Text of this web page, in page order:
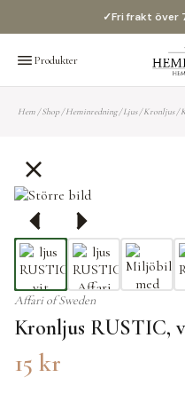
Produkter
Hem /Shop/Heminredning/Ljus/Kronljus/
Affari of Sweden
Kronljus RUSTIC,
15 kr